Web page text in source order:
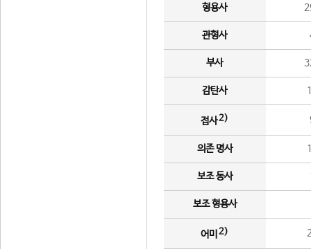
형용사
관형사
부사
감탄사
접사2)
의존 명사
보조 동사
보조 형용사
어미 2)